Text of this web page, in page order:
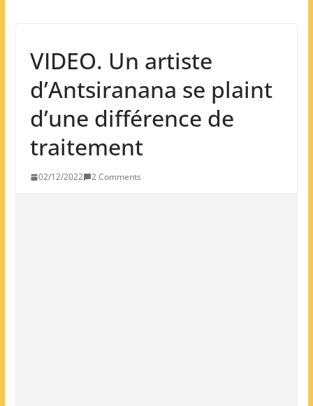
VIDEO. Un artiste
d’Antsiranana se plaint
d’une différence de
traitement
02/12/2022 2 Comments